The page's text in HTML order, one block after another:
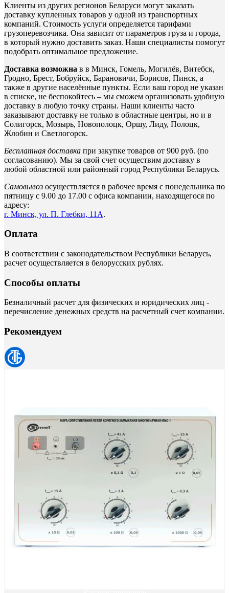
Клиенты из других регионов Беларуси могут заказать
доставку купленных товаров у одной из транспортных
компаний. Стоимость услуги определяется тарифами
грузоперевозчика. Она зависит от параметров груза и города,
в который нужно доставить заказ. Наши специалисты помогут
подобрать оптимальное предложение.
Доставка возможна в в Минск, Гомель, Могилёв, Витебск,
Гродно, Брест, Бобруйск, Барановичи, Борисов, Пинск, а
также в другие населённые пункты. Если ваш город не указан
в списке, не беспокойтесь – мы сможем организовать удобную
доставку в любую точку страны. Наши клиенты часто
заказывают доставку не только в областные центры, но и в
Солигорск, Мозырь, Новополоцк, Оршу, Лиду, Полоцк,
Жлобин и Светлогорск.
Бесплатная доставка при закупке товаров от 900 руб. (по
согласованию). Мы за свой счет осуществим доставку в
любой областной или районный город Республики Беларусь.
Самовывоз осуществляется в рабочее время с понедельника по
пятницу с 9.00 до 17.00 с офиса компании, находящегося по
адресу:
г. Минск, ул. П. Глебки, 11А.
Оплата
В соответствии с законодательством Республики Беларусь,
расчет осуществляется в белорусских рублях.
Способы оплаты
Безналичный расчет для физических и юридических лиц -
перечисление денежных средств на расчетный счет компании.
Рекомендуем